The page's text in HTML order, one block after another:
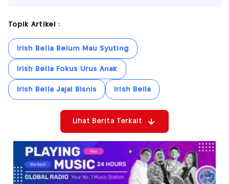
Topik Artikel :
Irish Bella Belum Mau Syuting
Irish Bella Fokus Urus Anak
Irish Bella Jajal Bisnis Irish Bella
Lihat Berita Terkait